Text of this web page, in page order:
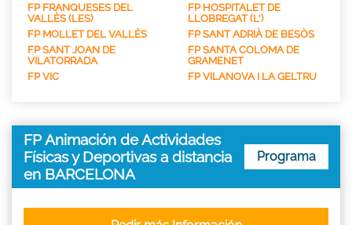
FP FRANQUESES DEL
VALLÈS (LES)
FP HOSPITALET DE
LLOBREGAT (L')
FP MOLLET DEL VALLÈS
FP SANT ADRIÀ DE BESÒS
FP SANT JOAN DE
VILATORRADA
FP SANTA COLOMA DE
GRAMENET
FP VIC
FP VILANOVA I LA GELTRU
FP Animación de Actividades
Físicas y Deportivas a distancia
en BARCELONA
Programa